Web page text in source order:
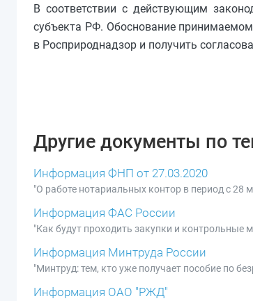
В соответствии с действующим
субъекта РФ. Обоснование
в Росприроднадзор и получить
Другие документы по
Информация ФНП от 27.03.2020
"О работе нотариальных контор в период с 28
Информация ФАС России
"Как будут проходить закупки и контрольные
Информация Минтруда России
"Минтруд: тем, кто уже получает пособие по
Информация ОАО "РЖД"